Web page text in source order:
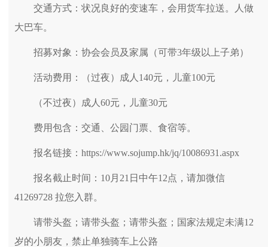
交通方式：状况良好的变速车，会用货车拉送。人做
大巴车。
招募对象：协会会员及家属（可带3年级以上子弟）
活动费用：（过夜）成人140元，儿童100元
（不过夜）成人60元，儿童30元
费用包含：交通、公园门票、食宿等。
报名链接：https://www.sojump.hk/jq/10086931.aspx
报名截止时间：10月21日中午12点，请加微信
41269728 拉您入群。
请带头盔；请带头盔；请带头盔；国家法规定未满12
岁的小朋友，禁止单独骑车上公路